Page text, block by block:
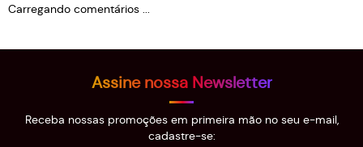
Carregando comentários ...
Assine nossa Newsletter
Receba nossas promoções em primeira mão no seu e-mail,
cadastre-se: